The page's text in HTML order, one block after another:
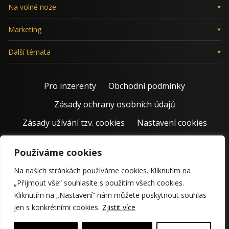
Používáme cookies
Na našich stránkách používáme cookies. Kliknutím na
„Přijmout vše“ souhlasíte s použitím všech cookies.
Kliknutím na „Nastavení“ nám můžete poskytnout souhlas
jen s konkrétními cookies. Zjistit více
Na volné noze
Marketing
Další témata
Pro inzerenty
Obchodní podmínky
Zásady ochrany osobních údajů
Zásady užívání tzv. cookies
Nastavení cookies
© 2011 – 2026 Jiří Rostecký | Inspiruje české podnikatele už 15
krásných let.